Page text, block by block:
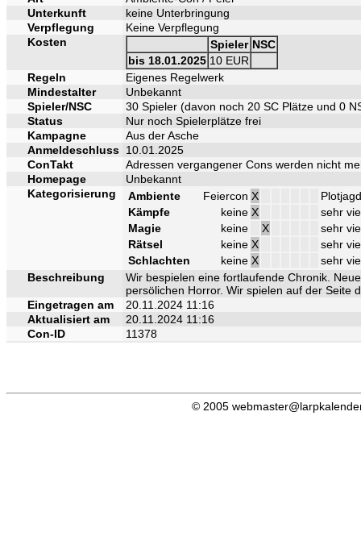
Unterkunft
keine Unterbringung
Verpflegung
Keine Verpflegung
Kosten
Spieler NSC
bis 18.01.2025 10 EUR
Regeln
Eigenes Regelwerk
Mindestalter
Unbekannt
Spieler/NSC
30 Spieler (davon noch 20 SC Plätze und 0
Status
Nur noch Spielerplätze frei
Kampagne
Aus der Asche
Anmeldeschluss 10.01.2025
ConTakt
Adressen vergangener Cons werden nicht
Homepage
Unbekannt
Kategorisierung
Ambiente Feiercon X
Plotjagd
Kämpfe
keine X
sehr
Magie
keine X
sehr
Rätsel
keine X
sehr
Schlachten
keine X
sehr
Beschreibung
Wir bespielen eine fortlaufende Chronik.
persölichen Horror. Wir spielen auf der Seite
Eingetragen am
20.11.2024 11:16
Aktualisiert am
20.11.2024 11:16
Con-ID
11378
© 2005